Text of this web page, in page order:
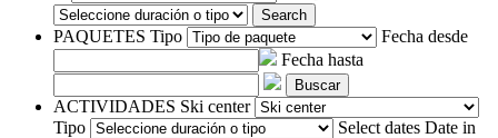
Search
PAQUETES Tipo
Fecha desde
Fecha hasta
Buscar
ACTIVIDADES Ski center
Tipo
Select dates Date in